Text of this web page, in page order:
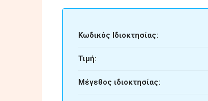
Κωδικός Ιδιοκτησίας:
Τιμή:
Μέγεθος ιδιοκτησίας: